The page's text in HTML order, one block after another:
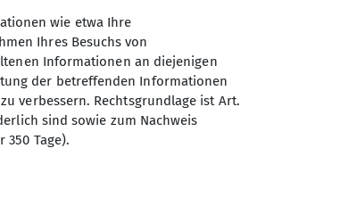
wie etwa Ihre
Ihres Besuchs von
Informationen an diejenigen
der betreffenden Informationen
verbessern. Rechtsgrundlage ist Art.
sind sowie zum Nachweis
Tage).